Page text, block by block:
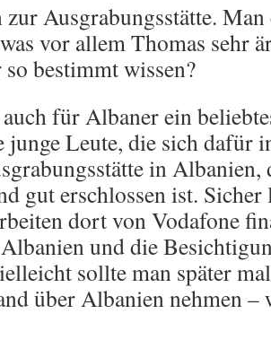
Ausgrabungsstätte.
vor allem Thomas sehr
bestimmt wissen?
für Albaner ein
junge Leute, die sich dafür
in Albanien,
gut erschlossen ist.
dort von Vodafone
und die
sollte man später
über Albanien nehmen